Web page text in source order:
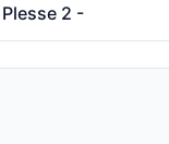
2 -